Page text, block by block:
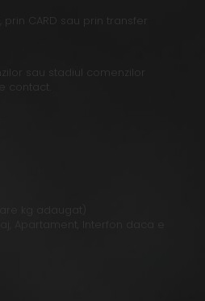
CARD sau prin transfer
sau stadiul comenzilor
contact.
kg adaugat)
Apartament, Interfon daca e